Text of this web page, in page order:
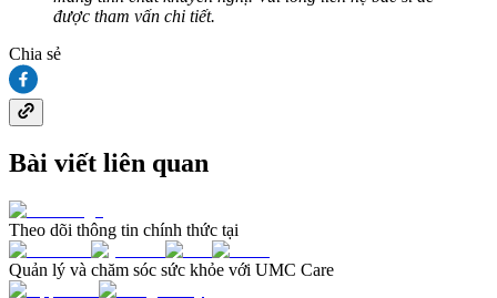
được tham vấn chi tiết.
Chia sẻ
Bài viết liên quan
Theo dõi thông tin chính thức tại
Quản lý và chăm sóc sức khỏe với UMC Care